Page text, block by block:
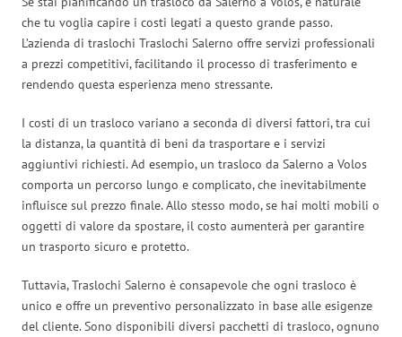
che tu voglia capire i costi legati a questo grande passo.
L’azienda di traslochi Traslochi Salerno offre servizi professionali
a prezzi competitivi, facilitando il processo di trasferimento e
rendendo questa esperienza meno stressante.
I costi di un trasloco variano a seconda di diversi fattori, tra cui
la distanza, la quantità di beni da trasportare e i servizi
aggiuntivi richiesti. Ad esempio, un trasloco da Salerno a Volos
comporta un percorso lungo e complicato, che inevitabilmente
influisce sul prezzo finale. Allo stesso modo, se hai molti mobili o
oggetti di valore da spostare, il costo aumenterà per garantire
un trasporto sicuro e protetto.
Tuttavia, Traslochi Salerno è consapevole che ogni trasloco è
unico e offre un preventivo personalizzato in base alle esigenze
del cliente. Sono disponibili diversi pacchetti di trasloco, ognuno